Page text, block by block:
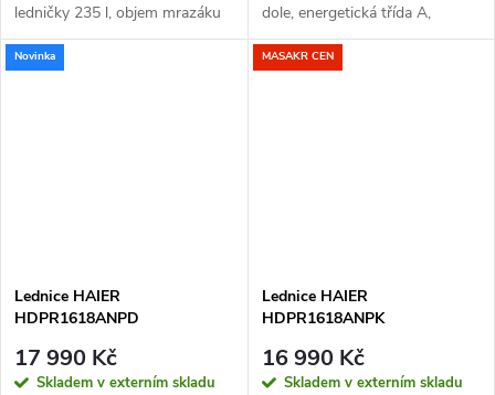
ledničky 235 l, objem mrazáku
120 l, 4 police, panty vpravo,
displej, LED osvětlení a indikace
dole, energetická třída A,
hlučnost 35 db, mrazák, Total
No Frost, LED osvětlení, změna
Novinka
Lednice HAIER
HDPR1618ANPD
17 990 Kč
Skladem v externím skladu
MASAKR CEN
Lednice HAIER
HDPR1618ANPK
16 990 Kč
Skladem v externím skladu